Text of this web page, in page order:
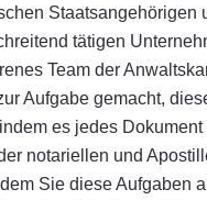
Staatsangehörigen
tätigen
Team der
Aufgabe gemacht,
es jedes
notariellen und
Sie diese Aufgaben